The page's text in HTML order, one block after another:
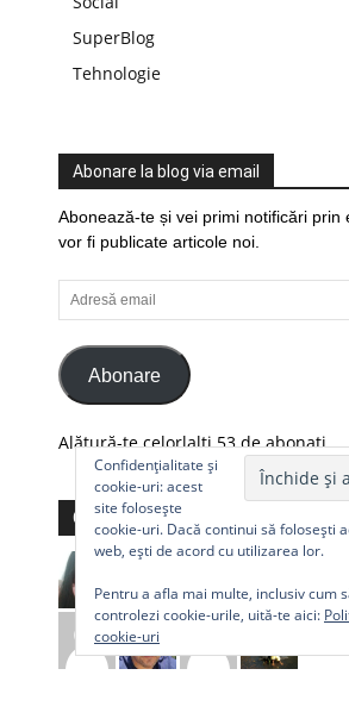
SuperBlog
Tehnologie
Abonare la blog via email
Abonează-te și vei primi notificări prin
vor fi publicate articole noi.
Adresă
email
Abonare
Alătură-te celorlalți 53 de abonați.
Comunitate
Confidențialitate și
cookie-uri: acest
site folosește
cookie-uri. Dacă continui să folosești
web, ești de acord cu utilizarea lor.
Pentru a afla mai multe, inclusiv cum
controlezi cookie-urile, uită-te aici:
cookie-uri